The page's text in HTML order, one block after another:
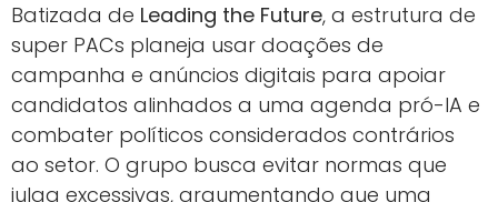
Batizada de Leading the Future, a estrutura de
super PACs planeja usar doações de
campanha e anúncios digitais para apoiar
candidatos alinhados a uma agenda pró-IA e
combater políticos considerados contrários
ao setor. O grupo busca evitar normas que
julga excessivas, argumentando que uma